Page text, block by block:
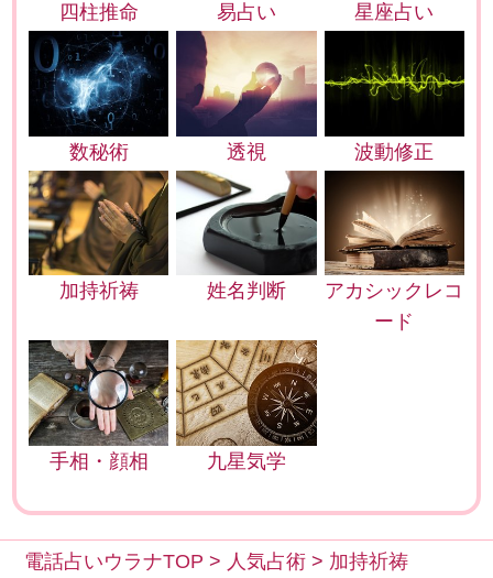
四柱推命 易占い 星座占い
数秘術 透視 波動修正
加持祈祷 姓名判断
アカシックレコ
ード
手相・顔相 九星気学
電話占いウラナTOP > 人気占術 > 加持祈祷